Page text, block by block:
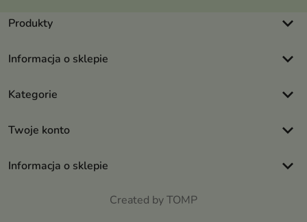
Produkty keyboard_arrow_down
Informacja o sklepie keyboard_arrow_down
Kategorie keyboard_arrow_down
Twoje konto keyboard_arrow_down
Informacja o sklepie keyboard_arrow_down
Created by TOMP